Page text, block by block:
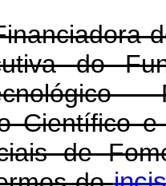
do
-
Científico
de